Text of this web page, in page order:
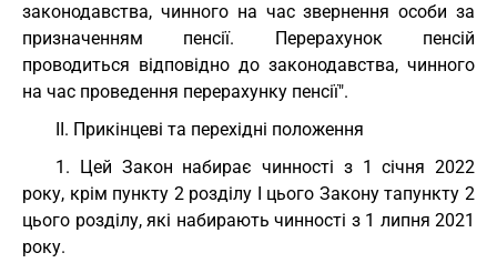
законодавства, чинного на час звернення особи за
призначенням пенсії. Перерахунок пенсій
проводиться відповідно до законодавства, чинного
на час проведення перерахунку пенсії".
II. Прикінцеві та перехідні положення
1. Цей Закон набирає чинності з 1 січня 2022
року, крім пункту 2 розділу I цього Закону тапункту 2
цього розділу, які набирають чинності з 1 липня 2021
року.